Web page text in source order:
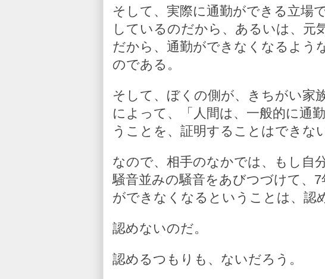
そして、実際に通勤ができる立場
しているのだから、あるいは、元
だから、通勤ができなくなるよう
のである。
そして、ぼくの側が、きちがい家
によって、「人間は、一般的に通
うことを、証明することはできな
なので、相手のなかでは、もし自
騒音並みの騒音をあびつづけて、
ができなくなるということは、認
認めないのだ。
認めるつもりも、ないだろう。